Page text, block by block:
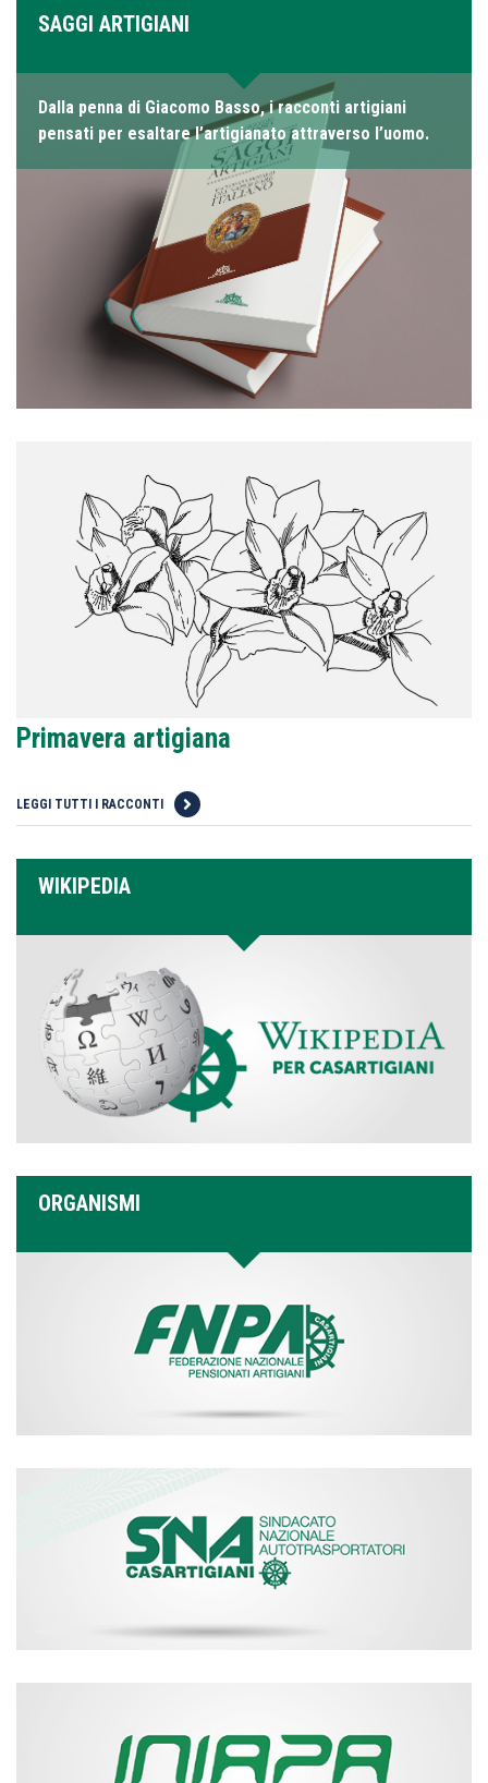
SAGGI ARTIGIANI
Dalla penna di Giacomo Basso, i racconti artigiani
pensati per esaltare l’artigianato attraverso l’uomo.
Primavera artigiana
LEGGI TUTTI I RACCONTI
WIKIPEDIA
ORGANISMI